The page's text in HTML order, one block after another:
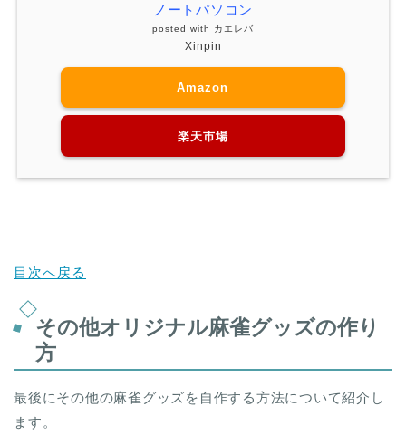
ノートパソコン
posted with カエレバ
Xinpin
Amazon
楽天市場
目次へ戻る
その他オリジナル麻雀グッズの作り
方
最後にその他の麻雀グッズを自作する方法について紹介し
ます。